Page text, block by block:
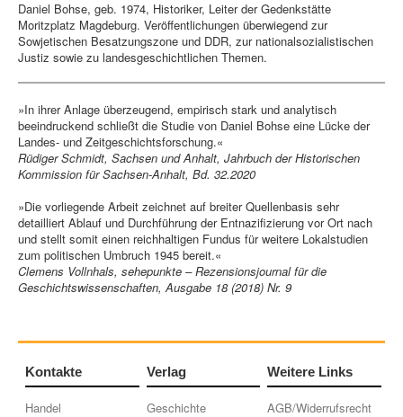
Daniel Bohse, geb. 1974, Historiker, Leiter der Gedenkstätte
Moritzplatz Magdeburg. Veröffentlichungen überwiegend zur
Sowjetischen Besatzungszone und DDR, zur nationalsozialistischen
Justiz sowie zu landesgeschichtlichen Themen.
»In ihrer Anlage überzeugend, empirisch stark und analytisch
beeindruckend schließt die Studie von Daniel Bohse eine Lücke der
Landes- und Zeitgeschichtsforschung.«
Rüdiger Schmidt, Sachsen und Anhalt, Jahrbuch der Historischen
Kommission für Sachsen-Anhalt, Bd. 32.2020
»Die vorliegende Arbeit zeichnet auf breiter Quellenbasis sehr
detailliert Ablauf und Durchführung der Entnazifizierung vor Ort nach
und stellt somit einen reichhaltigen Fundus für weitere Lokalstudien
zum politischen Umbruch 1945 bereit.«
Clemens Vollnhals, sehepunkte – Rezensionsjournal für die
Geschichtswissenschaften, Ausgabe 18 (2018) Nr. 9
Kontakte
Handel
Verlag
Geschichte
Weitere Links
AGB/Widerrufsrecht